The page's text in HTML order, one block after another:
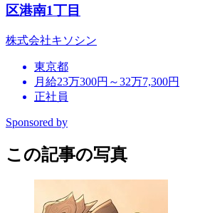
区港南1丁目
株式会社キソシン
東京都
月給23万300円～32万7,300円
正社員
Sponsored by
この記事の写真